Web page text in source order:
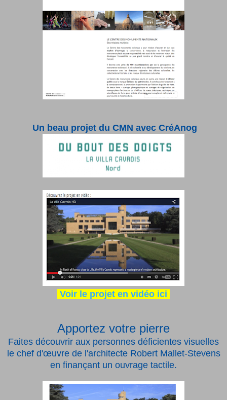
Un beau projet du CMN avec CréAnog
Voir le projet en vidéo ici
Apportez votre pierre
Faites découvrir aux personnes déficientes visuelles
le chef d'œuvre de l'architecte Robert Mallet-Stevens
en finançant un ouvrage tactile.